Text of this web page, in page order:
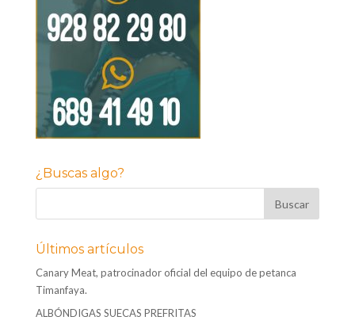
¿Buscas algo?
Últimos artículos
Canary Meat, patrocinador oficial del equipo de petanca
Timanfaya.
ALBÓNDIGAS SUECAS PREFRITAS